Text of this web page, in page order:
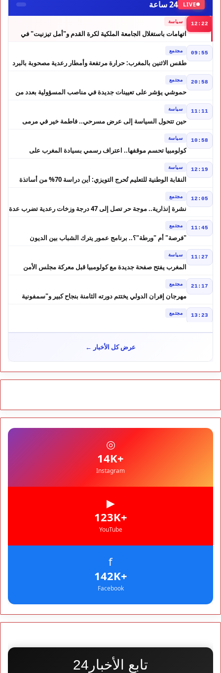
LIVE 24 ساعة
12:22 سياسة
اتهامات باستغلال الجامعة الملكية لكرة القدم و"أمل تيزنيت" في
09:55 مجتمع
طقس الاثنين بالمغرب: حرارة مرتفعة وأمطار رعدية مصحوبة بالبرد
20:58 مجتمع
حموشي يؤشر على تعيينات جديدة في مناصب المسؤولية بعدد من
11:11 سياسة
حين تتحول السياسة إلى عرض مسرحي.. فاطمة خير في مرمى
10:58 سياسة
كولومبيا تحسم موقفها.. اعتراف رسمي بسيادة المغرب على
12:19 سياسة
النقابة الوطنية للتعليم تُحرج التويزي: أين دراسة 70% من أساتذة
12:05 مجتمع
نشرة إنذارية.. موجة حر تصل إلى 47 درجة وزخات رعدية تضرب عدة
11:45 مجتمع
"فرصة" أم "ورطة"؟.. برنامج عمور يترك الشباب بين الديون
11:27 سياسة
المغرب يفتح صفحة جديدة مع كولومبيا قبل معركة مجلس الأمن
21:17 مجتمع
مهرجان إفران الدولي يختتم دورته الثامنة بنجاح كبير و"سمفونية
13:23 مجتمع
إصلاح الوزارة
غضب داخل حزب الاستقلال بالحسيمة بسبب تفويض مضيان اقتراح
مرشح الانتخابات التشريعية
11:52 مجتمع
شوكي يعيد وعود الأحرار.. والمغاربة يطالبون بحساب وعود 2021
مجتمع
مشروع إماراتي ضخم يغيّر وجه شاطئ بوزنيقة.. وهدم فيلات
عرض كل الأخبار ←
◎
+14K
Instagram
▶
+123K
YouTube
f
+142K
Facebook
تابع الأخبار24